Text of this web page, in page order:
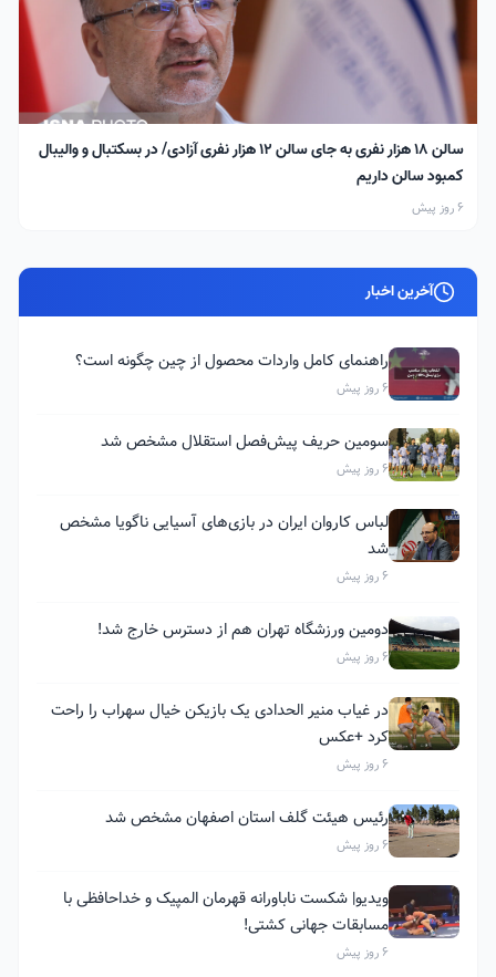
سالن ۱۸ هزار نفری به جای سالن ۱۲ هزار نفری آزادی/ در بسکتبال و والیبال
کمبود سالن داریم
6 روز پیش
آخرین اخبار
راهنمای کامل واردات محصول از چین چگونه است؟
6 روز پیش
سومین حریف پیش‌فصل استقلال مشخص شد
6 روز پیش
لباس کاروان ایران در بازی‌های آسیایی ناگویا مشخص
شد
6 روز پیش
دومین ورزشگاه تهران هم از دسترس خارج شد!
6 روز پیش
در غیاب منیر الحدادی یک بازیکن خیال سهراب را راحت
کرد +عکس
6 روز پیش
رئیس هیئت گلف استان اصفهان مشخص شد
6 روز پیش
ویدیو| شکست ناباورانه قهرمان المپیک و خداحافظی با
مسابقات جهانی کشتی!
6 روز پیش